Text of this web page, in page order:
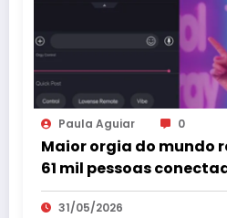
Paula Aguiar 0
Maior orgia do mundo
61 mil pessoas
31/05/2026